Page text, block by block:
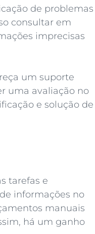
de problemas
consultar em
imprecisas
um suporte
uma avaliação no
e solução de
tarefas e
informações no
manuais
há um ganho